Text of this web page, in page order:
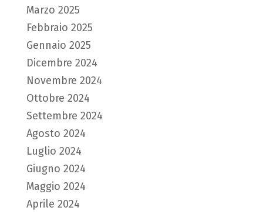
Marzo 2025
Febbraio 2025
Gennaio 2025
Dicembre 2024
Novembre 2024
Ottobre 2024
Settembre 2024
Agosto 2024
Luglio 2024
Giugno 2024
Maggio 2024
Aprile 2024